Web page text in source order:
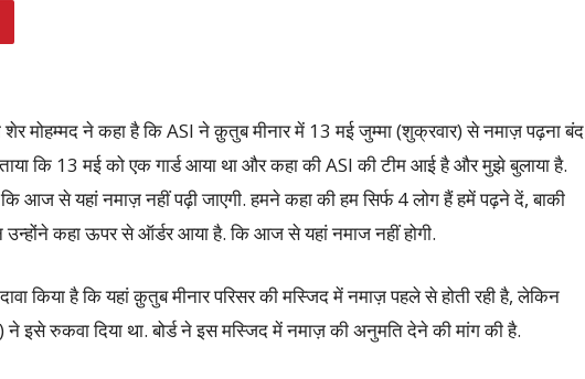
मोहम्मद ने कहा है कि ASI ने क़ुतुब मीनार में 13 मई जुम्मा (शुक्रवार) से नमाज़ पढ़ना बंद
कि 13 मई को एक गार्ड आया था और कहा की ASI की टीम आई है और मुझे बुलाया है.
आज से यहां नमाज़ नहीं पढ़ी जाएगी. हमने कहा की हम सिर्फ 4 लोग हैं हमें पढ़ने दें, बाकी
उन्होंने कहा ऊपर से ऑर्डर आया है. कि आज से यहां नमाज नहीं होगी.
किया है कि यहां क़ुतुब मीनार परिसर की मस्जिद में नमाज़ पहले से होती रही है, लेकिन
ने इसे रुकवा दिया था. बोर्ड ने इस मस्जिद में नमाज़ की अनुमति देने की मांग की है.